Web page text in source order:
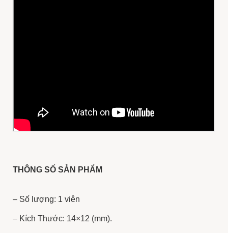
THÔNG SỐ SẢN PHẨM
– Số lượng: 1 viên
– Kích Thước: 14×12 (mm).